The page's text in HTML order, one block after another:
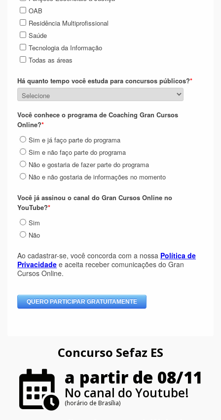
Concurso Sefaz ES
a partir de 08/11
No canal do Youtube!
(horário de Brasília)